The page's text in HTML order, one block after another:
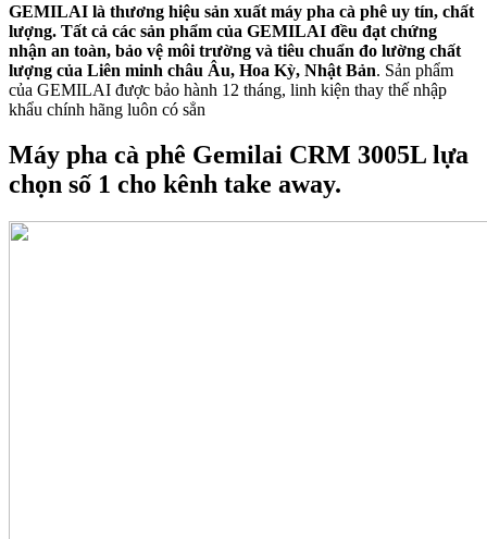
GEMILAI là thương hiệu sản xuất máy pha cà phê uy tín, chất
lượng. Tất cả các sản phẩm của GEMILAI đều đạt chứng
nhận an toàn, bảo vệ môi trường và tiêu chuẩn đo lường chất
lượng của Liên minh châu Âu, Hoa Kỳ, Nhật Bản. Sản phẩm
của GEMILAI được bảo hành 12 tháng, linh kiện thay thế nhập
khẩu chính hãng luôn có sẳn
Máy pha cà phê Gemilai CRM 3005L lựa
chọn số 1 cho kênh take away.